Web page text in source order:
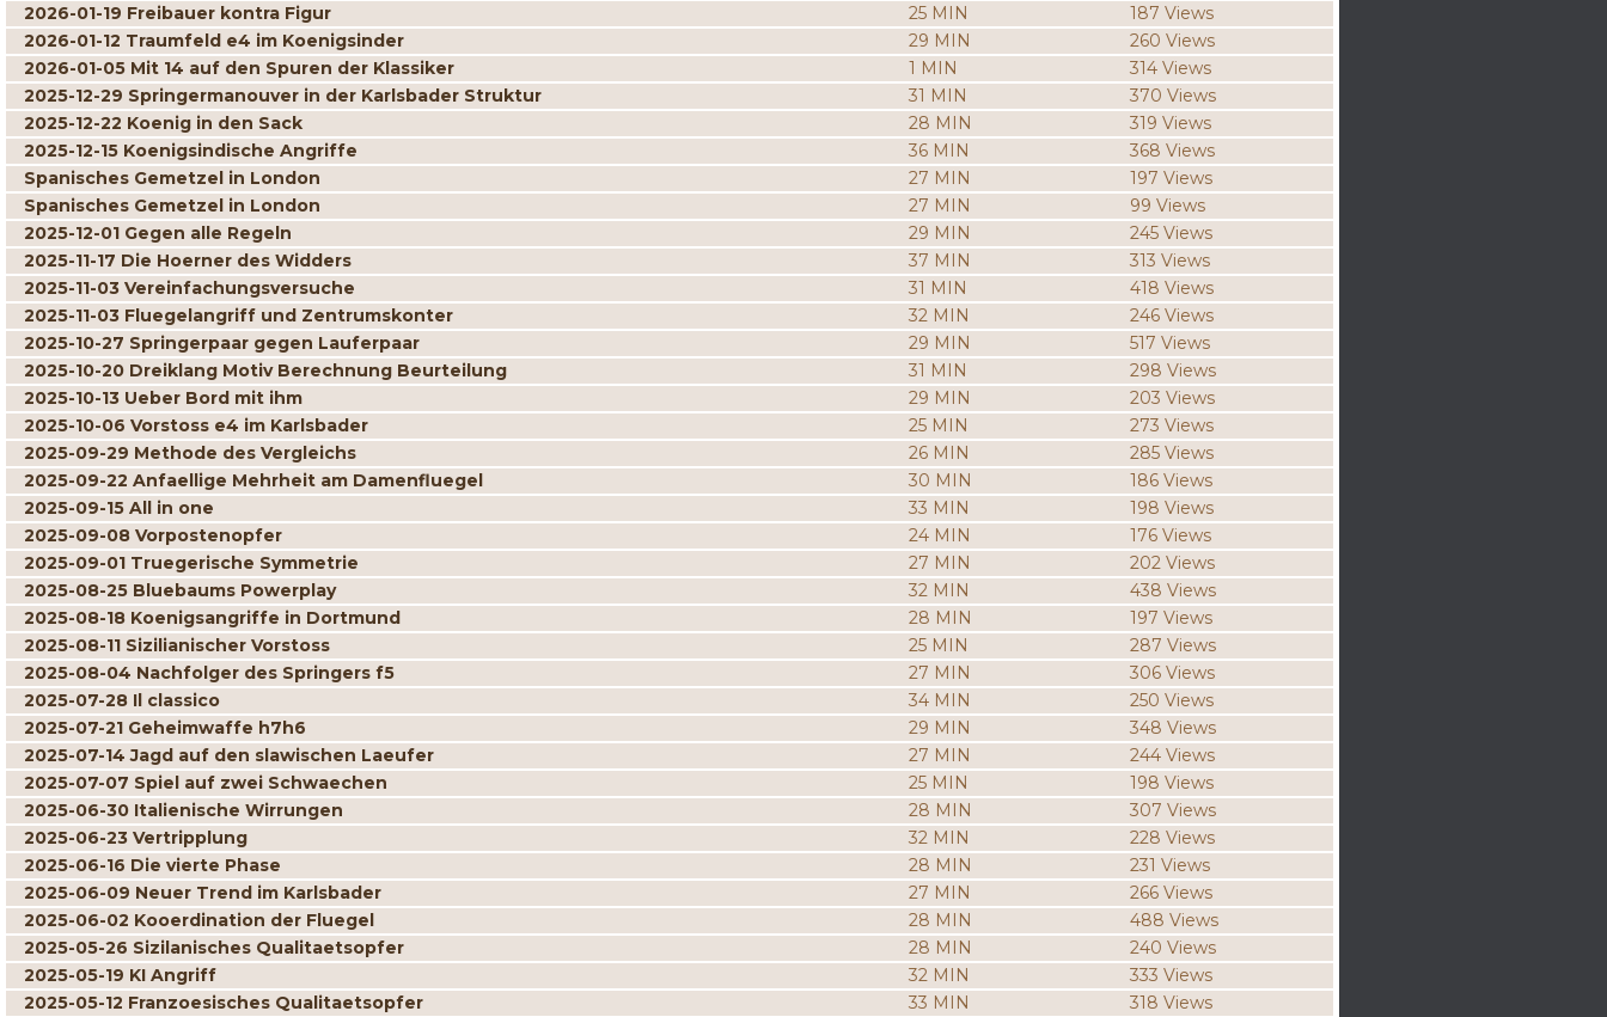
2026-01-19 Freibauer kontra Figur
25 MIN
187 Views
2026-01-12 Traumfeld e4 im Koenigsinder
29 MIN
260 Views
2026-01-05 Mit 14 auf den Spuren der Klassiker
1 MIN
314 Views
2025-12-29 Springermanouver in der Karlsbader Struktur
31 MIN
370 Views
2025-12-22 Koenig in den Sack
28 MIN
319 Views
2025-12-15 Koenigsindische Angriffe
36 MIN
368 Views
Spanisches Gemetzel in London
27 MIN
197 Views
Spanisches Gemetzel in London
27 MIN
99 Views
2025-12-01 Gegen alle Regeln
29 MIN
245 Views
2025-11-17 Die Hoerner des Widders
37 MIN
313 Views
2025-11-03 Vereinfachungsversuche
31 MIN
418 Views
2025-11-03 Fluegelangriff und Zentrumskonter
32 MIN
246 Views
2025-10-27 Springerpaar gegen Lauferpaar
29 MIN
517 Views
2025-10-20 Dreiklang Motiv Berechnung Beurteilung
31 MIN
298 Views
2025-10-13 Ueber Bord mit ihm
29 MIN
203 Views
2025-10-06 Vorstoss e4 im Karlsbader
25 MIN
273 Views
2025-09-29 Methode des Vergleichs
26 MIN
285 Views
2025-09-22 Anfaellige Mehrheit am Damenfluegel
30 MIN
186 Views
2025-09-15 All in one
33 MIN
198 Views
2025-09-08 Vorpostenopfer
24 MIN
176 Views
2025-09-01 Truegerische Symmetrie
27 MIN
202 Views
2025-08-25 Bluebaums Powerplay
32 MIN
438 Views
2025-08-18 Koenigsangriffe in Dortmund
28 MIN
197 Views
2025-08-11 Sizilianischer Vorstoss
25 MIN
287 Views
2025-08-04 Nachfolger des Springers f5
27 MIN
306 Views
2025-07-28 Il classico
34 MIN
250 Views
2025-07-21 Geheimwaffe h7h6
29 MIN
348 Views
2025-07-14 Jagd auf den slawischen Laeufer
27 MIN
244 Views
2025-07-07 Spiel auf zwei Schwaechen
25 MIN
198 Views
2025-06-30 Italienische Wirrungen
28 MIN
307 Views
2025-06-23 Vertripplung
32 MIN
228 Views
2025-06-16 Die vierte Phase
28 MIN
231 Views
2025-06-09 Neuer Trend im Karlsbader
27 MIN
266 Views
2025-06-02 Kooerdination der Fluegel
28 MIN
488 Views
2025-05-26 Sizilanisches Qualitaetsopfer
28 MIN
240 Views
2025-05-19 KI Angriff
32 MIN
333 Views
2025-05-12 Franzoesisches Qualitaetsopfer
33 MIN
318 Views